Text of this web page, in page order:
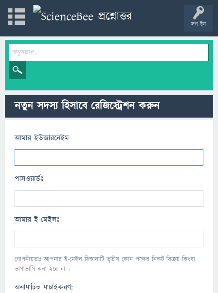
লগ ইন
নতুন সদস্য হিসাবে রেজিস্ট্রেশন করুন
আমার ইউজারনেইম
পাসওয়ার্ডঃ
আমার ই-মেইলঃ
গোপনীয়তাঃ আপনার ই-মেইল ঠিকানাটি তৃতীয় কোন পক্ষের নিকট বিক্রয় কিংবা
ভাগাভাগি করা হবে না ।
অনাযাচিত যাচাইকরণ: